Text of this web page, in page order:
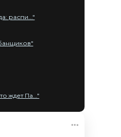
распи..."
ждет Па..."